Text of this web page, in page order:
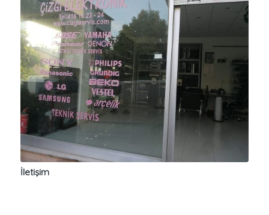
İletişim